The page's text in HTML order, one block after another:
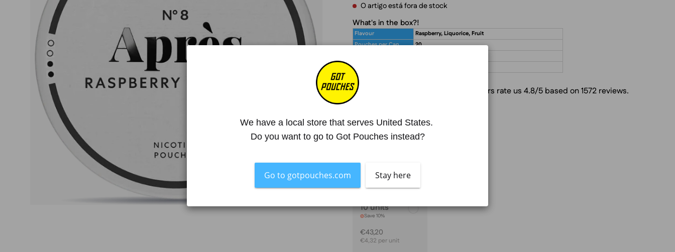
O artigo está fora de stock
What's in the box?!
Flavour
Raspberry, Liquorice, Fruit
Pouches per Can
20
Customers rate us 4.8/5 based on 1572 reviews.
1 pack
10 units
Save 10%
€43,20
€4,32 per unit
We have a local store that serves United States.
Do you want to go to Got Pouches instead?
Go to gotpouches.com Stay here